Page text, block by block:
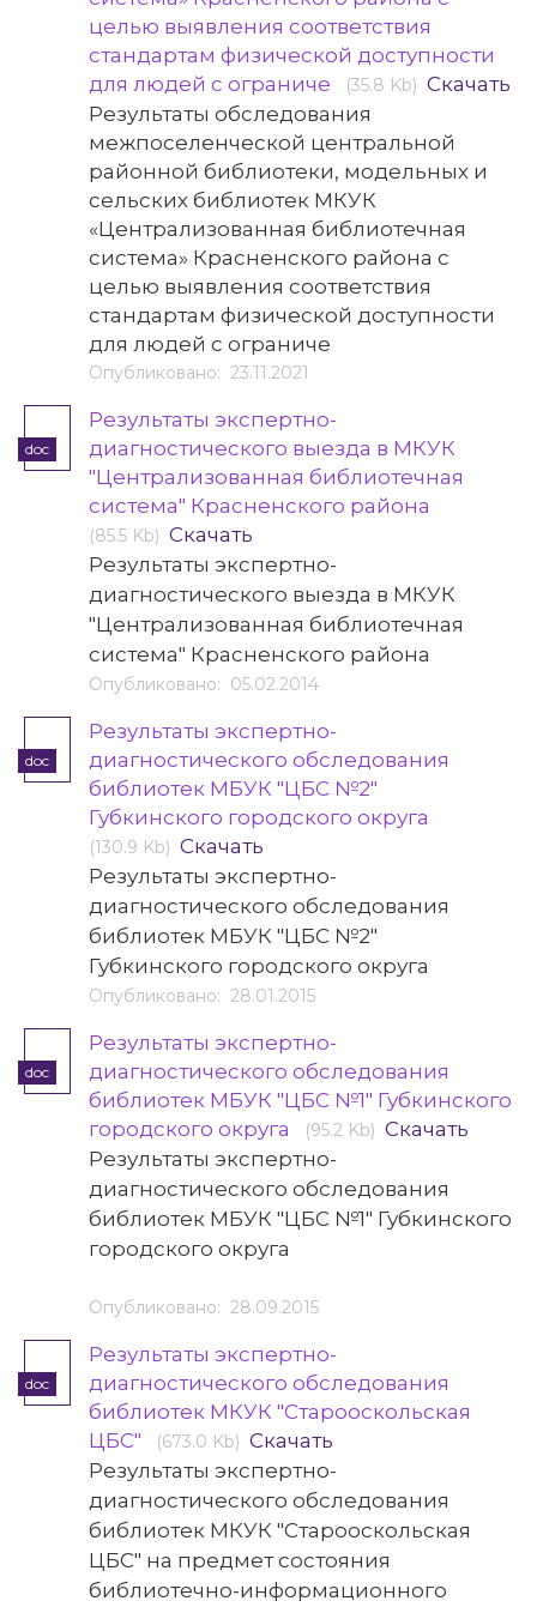
целью выявления соответствия
стандартам физической доступности
для людей с ограниче
(35.8 Kb) Скачать
Результаты обследования
межпоселенческой центральной
районной библиотеки, модельных и
сельских библиотек МКУК
«Централизованная библиотечная
система» Красненского района с
целью выявления соответствия
стандартам физической доступности
для людей с ограниче
Опубликовано: 23.11.2021
doc
Результаты экспертно-
диагностического выезда в МКУК
"Централизованная библиотечная
система" Красненского района
(85.5 Kb) Скачать
Результаты экспертно-
диагностического выезда в МКУК
"Централизованная библиотечная
система" Красненского района
Опубликовано: 05.02.2014
doc
Результаты экспертно-
диагностического обследования
библиотек МБУК "ЦБС №2"
Губкинского городского округа
(130.9 Kb) Скачать
Результаты экспертно-
диагностического обследования
библиотек МБУК "ЦБС №2"
Губкинского городского округа
Опубликовано: 28.01.2015
doc
Результаты экспертно-
диагностического обследования
библиотек МБУК "ЦБС №1" Губкинского
городского округа
(95.2 Kb) Скачать
Результаты экспертно-
диагностического обследования
библиотек МБУК "ЦБС №1" Губкинского
городского округа
Опубликовано: 28.09.2015
doc
Результаты экспертно-
диагностического обследования
библиотек МКУК "Старооскольская
ЦБС"
(673.0 Kb) Скачать
Результаты экспертно-
диагностического обследования
библиотек МКУК "Старооскольская
ЦБС" на предмет состояния
библиотечно-информационного